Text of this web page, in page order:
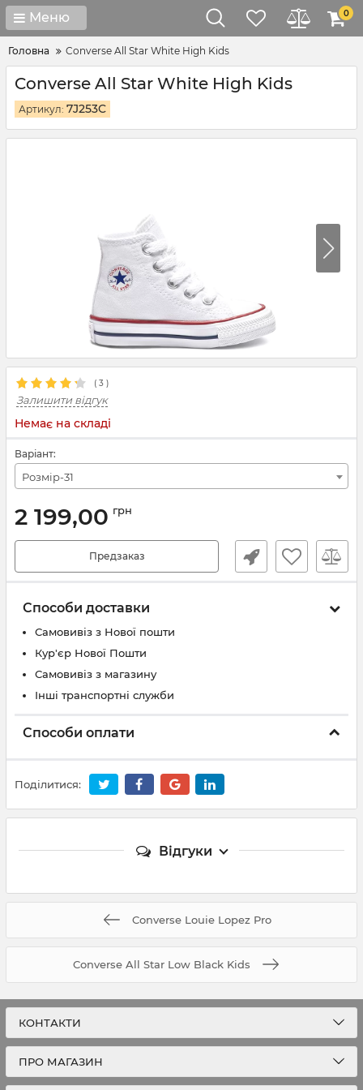
Меню 0
Головна Converse All Star White High Kids
Converse All Star White High Kids
Артикул: 7J253C
( 3 )
Залишити відгук
Немає на складі
Варіант:
Розмір-31
2 199,00 грн
Предзаказ
Способи доставки
Самовивіз з Нової пошти
Кур'єр Нової Пошти
Самовивіз з магазину
Інші транспортні служби
Способи оплати
Поділитися:
Відгуки
Converse Louie Lopez Pro
Converse All Star Low Black Kids
КОНТАКТИ
ПРО МАГАЗИН